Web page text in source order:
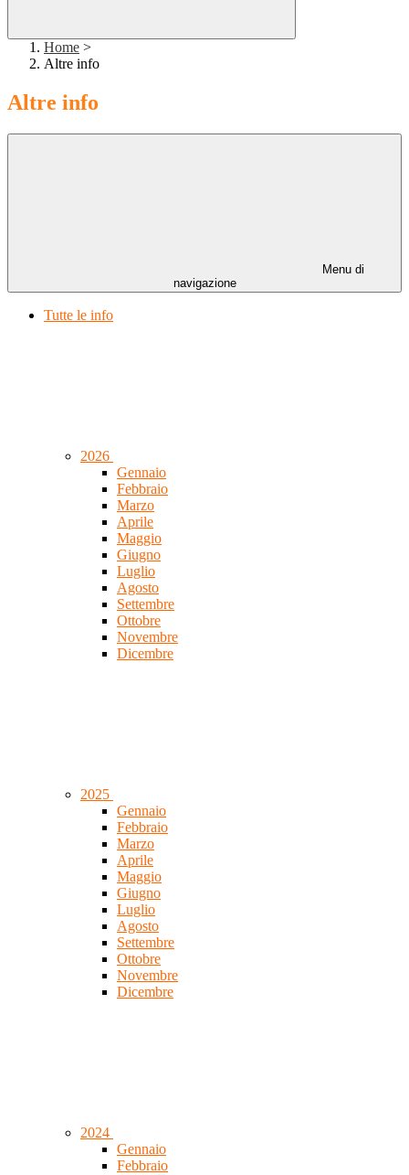
Home >
Altre info
Altre info
Menu di
navigazione
Tutte le info
2026
Gennaio
Febbraio
Marzo
Aprile
Maggio
Giugno
Luglio
Agosto
Settembre
Ottobre
Novembre
Dicembre
2025
Gennaio
Febbraio
Marzo
Aprile
Maggio
Giugno
Luglio
Agosto
Settembre
Ottobre
Novembre
Dicembre
2024
Gennaio
Febbraio